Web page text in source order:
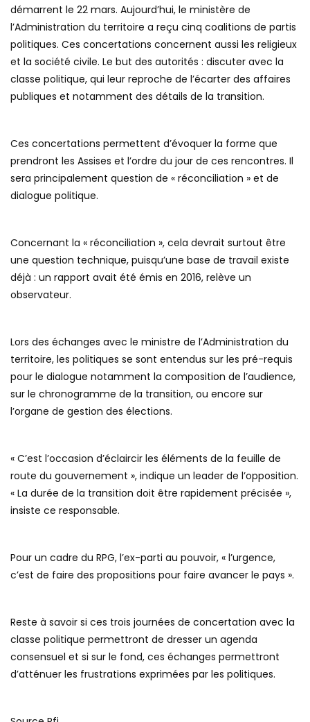
démarrent le 22 mars. Aujourd’hui, le ministère de
l’Administration du territoire a reçu cinq coalitions de partis
politiques. Ces concertations concernent aussi les religieux
et la société civile. Le but des autorités : discuter avec la
classe politique, qui leur reproche de l’écarter des affaires
publiques et notamment des détails de la transition.
Ces concertations permettent d’évoquer la forme que
prendront les Assises et l’ordre du jour de ces rencontres. Il
sera principalement question de « réconciliation » et de
dialogue politique.
Concernant la « réconciliation », cela devrait surtout être
une question technique, puisqu’une base de travail existe
déjà : un rapport avait été émis en 2016, relève un
observateur.
Lors des échanges avec le ministre de l’Administration du
territoire, les politiques se sont entendus sur les pré-requis
pour le dialogue notamment la composition de l’audience,
sur le chronogramme de la transition, ou encore sur
l’organe de gestion des élections.
« C’est l’occasion d’éclaircir les éléments de la feuille de
route du gouvernement », indique un leader de l’opposition.
« La durée de la transition doit être rapidement précisée »,
insiste ce responsable.
Pour un cadre du RPG, l’ex-parti au pouvoir, « l’urgence,
c’est de faire des propositions pour faire avancer le pays ».
Reste à savoir si ces trois journées de concertation avec la
classe politique permettront de dresser un agenda
consensuel et si sur le fond, ces échanges permettront
d’atténuer les frustrations exprimées par les politiques.